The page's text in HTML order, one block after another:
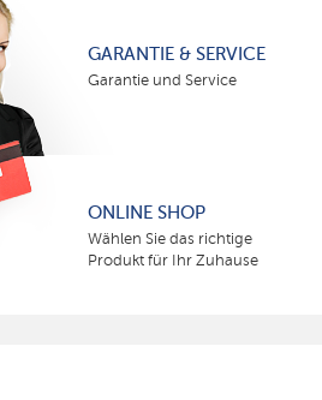
GARANTIE & SERVICE
Garantie und Service
ONLINE SHOP
Wählen Sie das richtige
Produkt für Ihr Zuhause